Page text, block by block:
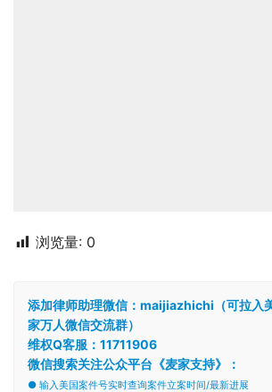
浏览量: 0
添加律师助理微信：maijiazhichi（可拉入
家万人微信交流群）
维权Q客服：11711906
微信搜索关注公众平台《麦家支持》：
● 输入美国案件号实时查询案件立案时间/最新进展